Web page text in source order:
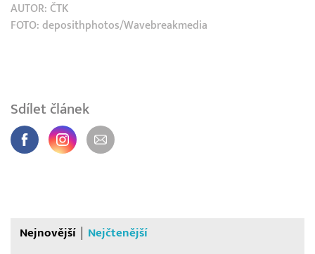
AUTOR: ČTK
FOTO: deposithphotos/Wavebreakmedia
Sdílet článek
Nejnovější Nejčtenější